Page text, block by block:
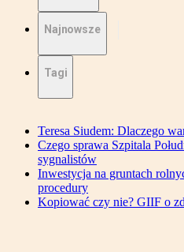
Najnowsze
Tagi
Teresa Siudem: Dlaczego
Czego sprawa Szpitala
sygnalistów
Inwestycja na gruntach
procedury
Kopiować czy nie? GIIF o